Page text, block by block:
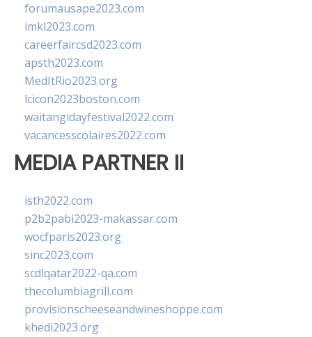
forumausape2023.com
imkl2023.com
careerfaircsd2023.com
apsth2023.com
MedItRio2023.org
lcicon2023boston.com
waitangidayfestival2022.com
vacancesscolaires2022.com
MEDIA PARTNER II
isth2022.com
p2b2pabi2023-makassar.com
wocfparis2023.org
sinc2023.com
scdlqatar2022-qa.com
thecolumbiagrill.com
provisionscheeseandwineshoppe.com
khedi2023.org